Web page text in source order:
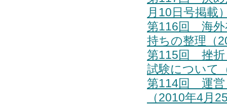
月10日号掲載
第116回 海外
持ちの整理（
第115回 挫折
試験について
第114回 運営
（2010年4月